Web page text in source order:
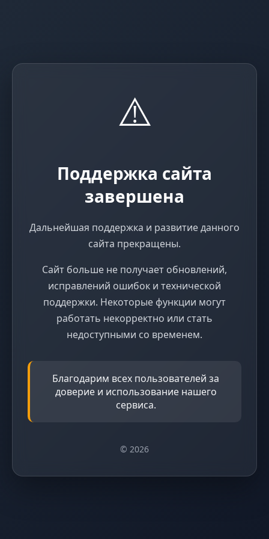
⚠️
Поддержка сайта
завершена
Дальнейшая поддержка и развитие данного
сайта прекращены.
Сайт больше не получает обновлений,
исправлений ошибок и технической
поддержки. Некоторые функции могут
работать некорректно или стать
недоступными со временем.
Благодарим всех пользователей за
доверие и использование нашего
сервиса.
© 2026